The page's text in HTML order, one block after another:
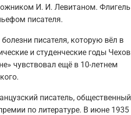
И. И. Левитаном. Флигель
писателя.
писателя, которую вёл в
и студенческие годы Чехов
чувствовал ещё в 10-летнем
писатель, общественный
по литературе. В июне 1935